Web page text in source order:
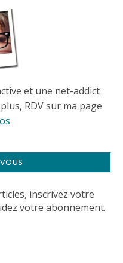
et une net-addict
RDV sur ma page
inscrivez votre
votre abonnement.